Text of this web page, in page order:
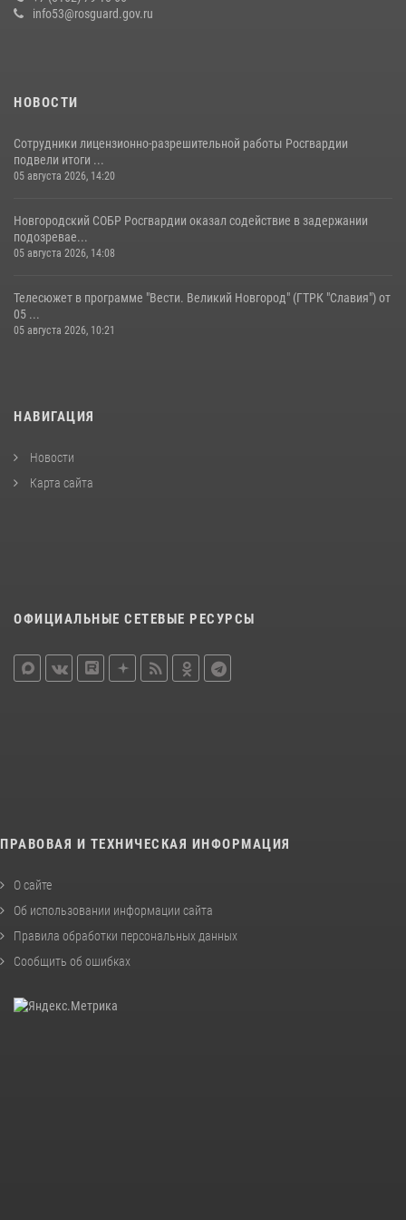
info53@rosguard.gov.ru
НОВОСТИ
Сотрудники лицензионно-разрешительной работы Росгвардии
подвели итоги ...
05 августа 2026, 14:20
Новгородский СОБР Росгвардии оказал содействие в задержании
подозревае...
05 августа 2026, 14:08
Телесюжет в программе "Вести. Великий Новгород" (ГТРК "Славия") от
05 ...
05 августа 2026, 10:21
НАВИГАЦИЯ
Новости
Карта сайта
ОФИЦИАЛЬНЫЕ СЕТЕВЫЕ РЕСУРСЫ
ПРАВОВАЯ И ТЕХНИЧЕСКАЯ ИНФОРМАЦИЯ
О сайте
Об использовании информации сайта
Правила обработки персональных данных
Сообщить об ошибках